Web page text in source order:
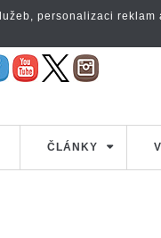
ČLÁNKY
personalizaci